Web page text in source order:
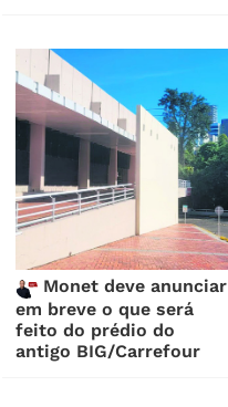
Monet deve anunciar
em breve o que será
feito do prédio do
antigo BIG/Carrefour